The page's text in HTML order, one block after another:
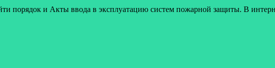
порядок и Акты ввода в эксплуатацию систем пожарной защиты. В